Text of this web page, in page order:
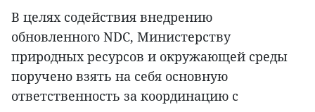
В целях содействия внедрению
обновленного NDC, Министерству
природных ресурсов и окружающей среды
поручено взять на себя основную
ответственность за координацию с